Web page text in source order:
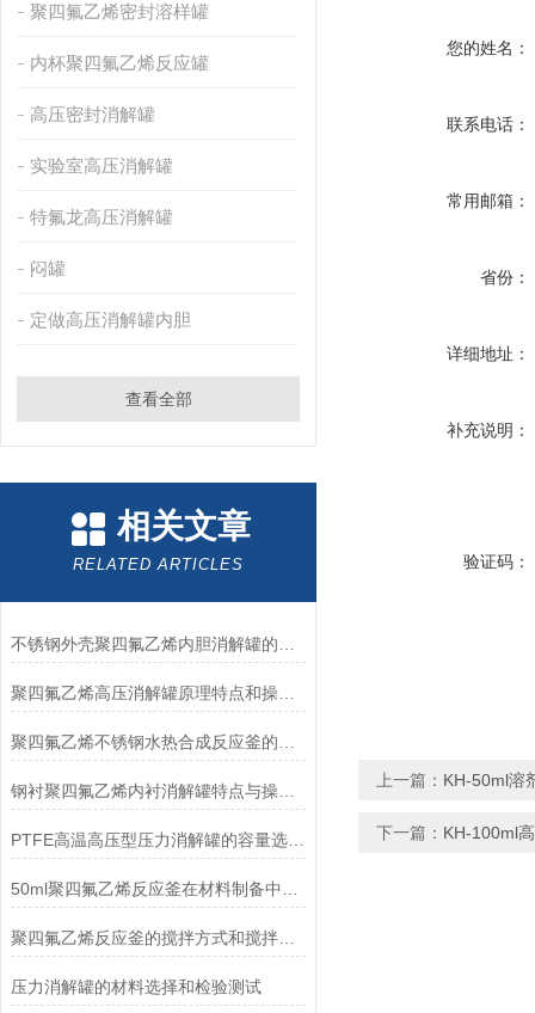
聚四氟乙烯密封溶样罐
内杯聚四氟乙烯反应罐
高压密封消解罐
实验室高压消解罐
特氟龙高压消解罐
闷罐
定做高压消解罐内胆
查看全部
相关文章
RELATED ARTICLES
聚四氟乙烯高压消解罐原理特点和操作方法
钢衬聚四氟乙烯内衬消解罐特点与操作方法
PTFE高温高压型压力消解罐的容量选择和操作注意事项
聚四氟乙烯反应釜的搅拌方式和搅拌效果解析
压力消解罐的材料选择和检验测试
您的姓名：
联系电话：
常用邮箱：
省份：
详细地址：
补充说明：
验证码：
上一篇： KH-50ml溶
下一篇： KH-100ml